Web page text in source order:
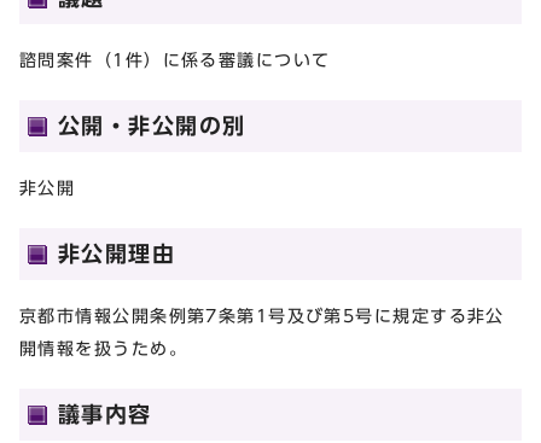
諮問案件（1件）に係る審議について
公開・非公開の別
非公開
非公開理由
京都市情報公開条例第7条第1号及び第5号に規定する非公
開情報を扱うため。
議事内容